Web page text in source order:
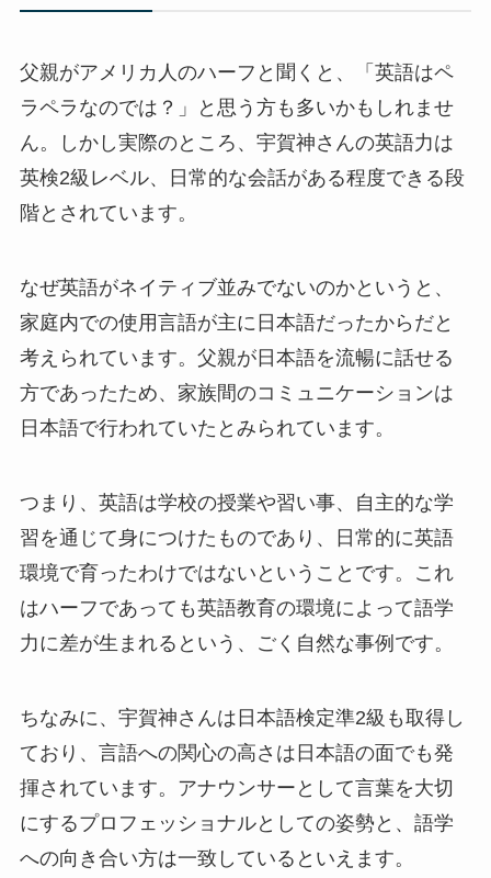
父親がアメリカ人のハーフと聞くと、「英語はペ
ラペラなのでは？」と思う方も多いかもしれませ
ん。しかし実際のところ、宇賀神さんの英語力は
英検2級レベル、日常的な会話がある程度できる段
階とされています。
なぜ英語がネイティブ並みでないのかというと、
家庭内での使用言語が主に日本語だったからだと
考えられています。父親が日本語を流暢に話せる
方であったため、家族間のコミュニケーションは
日本語で行われていたとみられています。
つまり、英語は学校の授業や習い事、自主的な学
習を通じて身につけたものであり、日常的に英語
環境で育ったわけではないということです。これ
はハーフであっても英語教育の環境によって語学
力に差が生まれるという、ごく自然な事例です。
ちなみに、宇賀神さんは日本語検定準2級も取得し
ており、言語への関心の高さは日本語の面でも発
揮されています。アナウンサーとして言葉を大切
にするプロフェッショナルとしての姿勢と、語学
への向き合い方は一致しているといえます。